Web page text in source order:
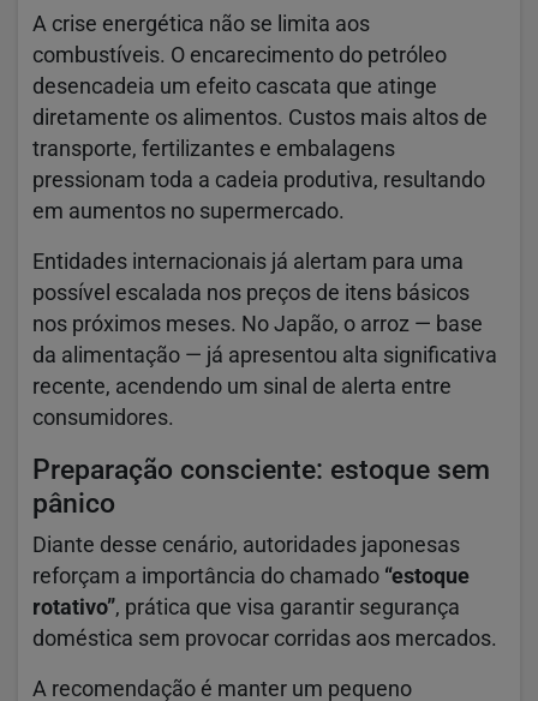
A crise energética não se limita aos
combustíveis. O encarecimento do petróleo
desencadeia um efeito cascata que atinge
diretamente os alimentos. Custos mais altos de
transporte, fertilizantes e embalagens
pressionam toda a cadeia produtiva, resultando
em aumentos no supermercado.
Entidades internacionais já alertam para uma
possível escalada nos preços de itens básicos
nos próximos meses. No Japão, o arroz — base
da alimentação — já apresentou alta significativa
recente, acendendo um sinal de alerta entre
consumidores.
Preparação consciente: estoque sem
pânico
Diante desse cenário, autoridades japonesas
reforçam a importância do chamado “estoque
rotativo”, prática que visa garantir segurança
doméstica sem provocar corridas aos mercados.
A recomendação é manter um pequeno